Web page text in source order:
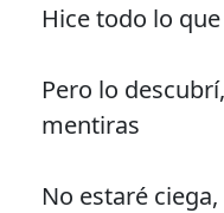
Hice todo lo
Pero lo
mentiras
No estaré ciega,